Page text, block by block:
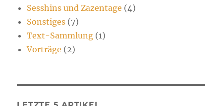
Sesshins und Zazentage (4)
Sonstiges (7)
Text-Sammlung (1)
Vorträge (2)